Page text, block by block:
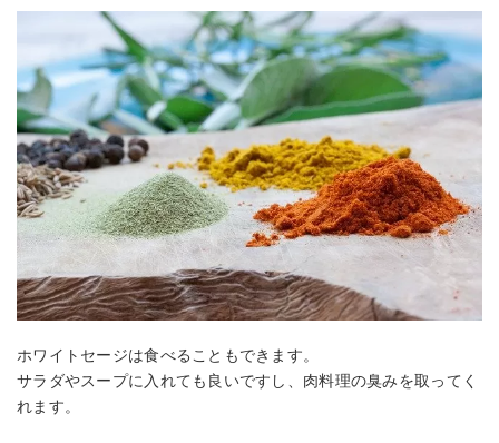
ホワイトセージは食べることもできます。
サラダやスープに入れても良いですし、肉料理の臭みを取ってく
れます。